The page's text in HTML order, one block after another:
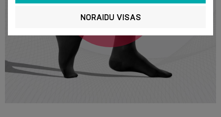
NORAIDU VISAS